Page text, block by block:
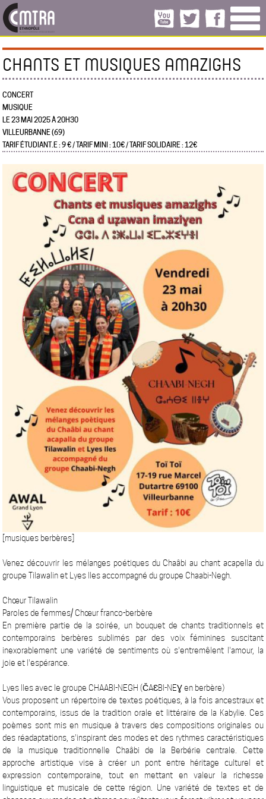
CHANTS ET MUSIQUES AMAZIGHS
CONCERT
MUSIQUE
LE 23 MAI 2025 À 20H30
VILLEURBANNE (69)
TARIF ÉTUDIANT.E : 9 € / TARIF MINI : 10€ / TARIF SOLIDAIRE : 12€
[musiques berbères]
Venez découvrir les mélanges poétiques du Chaâbi au chant acapella du
groupe Tilawalin et Lyes Iles accompagné du groupe Chaabi-Negh.
Chœur Tilawalin
Paroles de femmes/ Chœur franco-berbère
En première partie de la soirée, un bouquet de chants traditionnels et
contemporains berbères sublimés par des voix féminines suscitant
inexorablement une variété de sentiments où s'entremêlent l'amour, la
joie et l'espérance.
Lyes Iles avec le groupe CHAABI-NEGH (ČAƐBI-NEƔ en berbère)
Vous proposent un répertoire de textes poétiques, à la fois ancestraux et
contemporains, issus de la tradition orale et littéraire de la Kabylie. Ces
poèmes sont mis en musique à travers des compositions originales ou
des réadaptations, s'inspirant des modes et des rythmes caractéristiques
de la musique traditionnelle Chaâbi de la Berbérie centrale. Cette
approche artistique vise à créer un pont entre héritage culturel et
expression contemporaine, tout en mettant en valeur la richesse
linguistique et musicale de cette région. Une variété de textes et de